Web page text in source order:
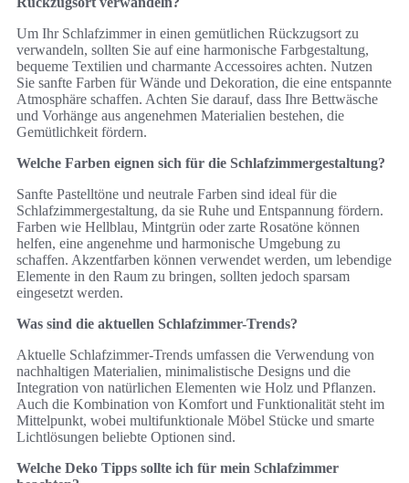
Um Ihr Schlafzimmer in einen gemütlichen Rückzugsort zu
verwandeln, sollten Sie auf eine harmonische Farbgestaltung,
bequeme Textilien und charmante Accessoires achten. Nutzen
Sie sanfte Farben für Wände und Dekoration, die eine entspannte
Atmosphäre schaffen. Achten Sie darauf, dass Ihre Bettwäsche
und Vorhänge aus angenehmen Materialien bestehen, die
Gemütlichkeit fördern.
Welche Farben eignen sich für die Schlafzimmergestaltung?
Sanfte Pastelltöne und neutrale Farben sind ideal für die
Schlafzimmergestaltung, da sie Ruhe und Entspannung fördern.
Farben wie Hellblau, Mintgrün oder zarte Rosatöne können
helfen, eine angenehme und harmonische Umgebung zu
schaffen. Akzentfarben können verwendet werden, um lebendige
Elemente in den Raum zu bringen, sollten jedoch sparsam
eingesetzt werden.
Was sind die aktuellen Schlafzimmer-Trends?
Aktuelle Schlafzimmer-Trends umfassen die Verwendung von
nachhaltigen Materialien, minimalistische Designs und die
Integration von natürlichen Elementen wie Holz und Pflanzen.
Auch die Kombination von Komfort und Funktionalität steht im
Mittelpunkt, wobei multifunktionale Möbel Stücke und smarte
Lichtlösungen beliebte Optionen sind.
Welche Deko Tipps sollte ich für mein Schlafzimmer